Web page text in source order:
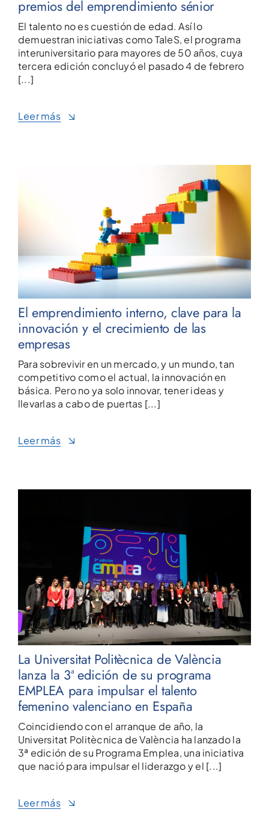
premios del emprendimiento sénior
El talento no es cuestión de edad. Así lo
demuestran iniciativas como TaleS, el programa
interuniversitario para mayores de 50 años, cuya
tercera edición concluyó el pasado 4 de febrero
[...]
Leer más
El emprendimiento interno, clave para la
innovación y el crecimiento de las
empresas
Para sobrevivir en un mercado, y un mundo, tan
competitivo como el actual, la innovación en
básica. Pero no ya solo innovar, tener ideas y
llevarlas a cabo de puertas [...]
Leer más
La Universitat Politècnica de València
lanza la 3ª edición de su programa
EMPLEA para impulsar el talento
femenino valenciano en España
Coincidiendo con el arranque de año, la
Universitat Politècnica de València ha lanzado la
3ª edición de su Programa Emplea, una iniciativa
que nació para impulsar el liderazgo y el [...]
Leer más